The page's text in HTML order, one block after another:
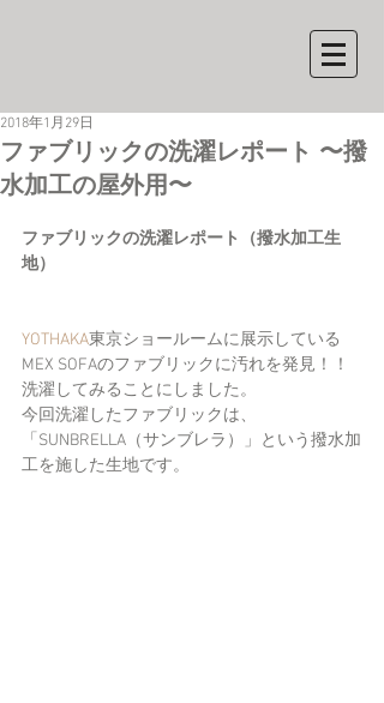
ファブリックの洗濯レポート 〜撥
水加工の屋外用〜
2018年1月29日
ファブリックの洗濯レポート（撥水加工生
地）
YOTHAKA東京ショールームに展示している
MEX SOFAのファブリックに汚れを発見！！
洗濯してみることにしました。
今回洗濯したファブリックは、
「SUNBRELLA（サンブレラ）」という撥水加
工を施した生地です。